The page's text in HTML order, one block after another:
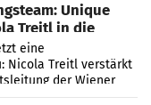
Unique
Treitl in die
eine
Nicola Treitl verstärkt
der Wiener
von Josef Kalina und